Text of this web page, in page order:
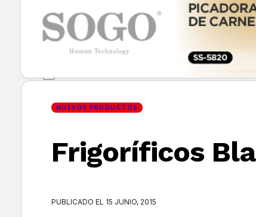
GUÍA DE COMPRA
NUEVOS PRODUCTOS
CONSEJOS TECH
MERCADOS Y TENDENCIAS
HEMEROTECA
Encuentra tu noticia
NUEVOS PRODUCTOS
Frigoríficos
PUBLICADO EL 15 JUNIO, 2015